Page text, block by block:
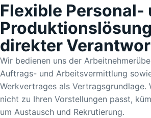
Flexible Personal-
direkter
Wir bedienen uns der
Auftrags- und Arbeitsvermittlung
Werkvertrages als Vertragsgrundlage.
nicht zu Ihren Vorstellungen passt,
um Austausch und Rekrutierung.